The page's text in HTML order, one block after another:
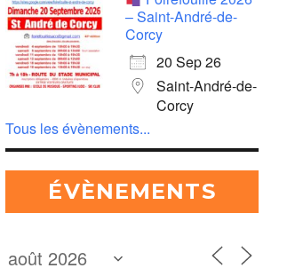
– Saint-André-de-
Corcy
20 Sep 26
Saint-André-de-
Corcy
Tous les évènements...
ÉVÈNEMENTS